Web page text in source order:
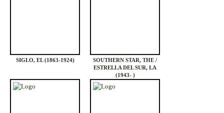
SIGLO, EL (1863-1924)
SOUTHERN STAR, THE /
ESTRELLA DEL SUR, LA
(1943- )